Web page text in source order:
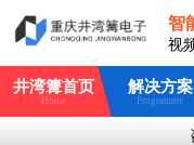
智
视
井湾篝首页
Home
解决方案
Programme